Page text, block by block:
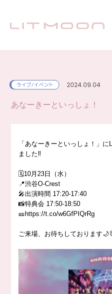
ライブ/イベント 2024.09.04
あなーきーといっしょ！
「あなーきーといっしょ！」
ました‼️
🗓️10月23日（水）
📍渋谷O-Crest
🎤出演時間 17:20-17:40
📸特典会 17:50-18:50
🎫https://t.co/w6GfPIQrRg
ご来場、お待ちしております